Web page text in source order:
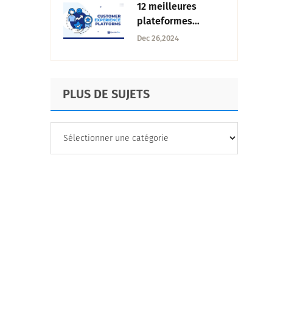
12 meilleures
plateformes
d'expérience client
Dec 26,2024
PLUS DE SUJETS
SUJETS